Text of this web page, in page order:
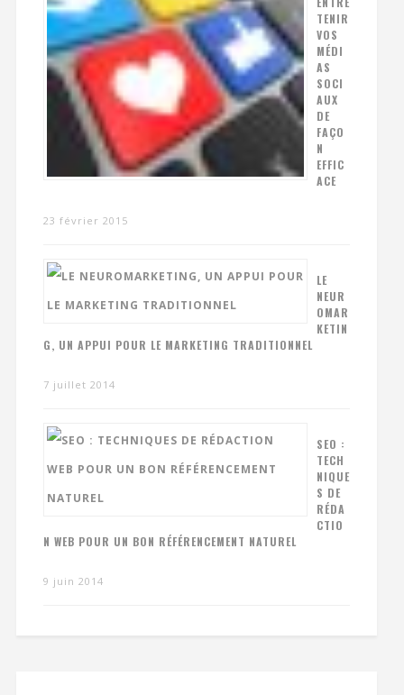
TENIR
VOS
MÉDI
AS
SOCI
AUX
DE
FAÇO
N
EFFIC
ACE
23 février 2015
LE
NEUR
OMAR
KETIN
G, UN APPUI POUR LE MARKETING TRADITIONNEL
7 juillet 2014
SEO :
TECH
NIQUE
S DE
RÉDA
CTIO
N WEB POUR UN BON RÉFÉRENCEMENT NATUREL
9 juin 2014